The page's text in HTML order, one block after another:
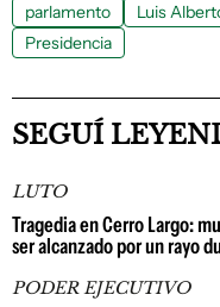
parlamento Luis
Presidencia
SEGUÍ
LUTO
Tragedia en Cerro Largo:
ser alcanzado por un rayo
PODER EJECUTIVO